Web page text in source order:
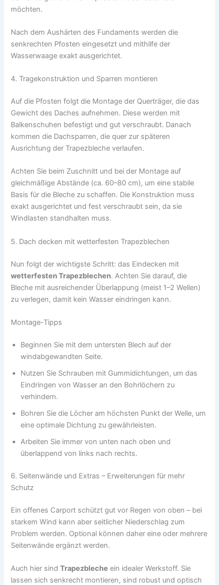
möchten.
Nach dem Aushärten des Fundaments werden die
senkrechten Pfosten eingesetzt und mithilfe der
Wasserwaage exakt ausgerichtet.
4. Tragekonstruktion und Sparren montieren
Auf die Pfosten folgt die Montage der Querträger, die das
Gewicht des Daches aufnehmen. Diese werden mit
Balkenschuhen befestigt und gut verschraubt. Danach
kommen die Dachsparren, die quer zur späteren
Ausrichtung der Trapezbleche verlaufen.
Achten Sie beim Zuschnitt und bei der Montage auf
gleichmäßige Abstände (ca. 60–80 cm), um eine stabile
Basis für die Bleche zu schaffen. Die Konstruktion muss
exakt ausgerichtet und fest verschraubt sein, da sie
Windlasten standhalten muss.
5. Dach decken mit wetterfesten Trapezblechen
Nun folgt der wichtigste Schritt: das Eindecken mit
wetterfesten Trapezblechen. Achten Sie darauf, die
Bleche mit ausreichender Überlappung (meist 1–2 Wellen)
zu verlegen, damit kein Wasser eindringen kann.
Montage-Tipps
Beginnen Sie mit dem untersten Blech auf der
windabgewandten Seite.
Nutzen Sie Schrauben mit Gummidichtungen, um das
Eindringen von Wasser an den Bohrlöchern zu
verhindern.
Bohren Sie die Löcher am höchsten Punkt der Welle, um
eine optimale Dichtung zu gewährleisten.
Arbeiten Sie immer von unten nach oben und
überlappend von links nach rechts.
6. Seitenwände und Extras – Erweiterungen für mehr
Schutz
Ein offenes Carport schützt gut vor Regen von oben – bei
starkem Wind kann aber seitlicher Niederschlag zum
Problem werden. Optional können daher eine oder mehrere
Seitenwände ergänzt werden.
Auch hier sindTrapezbleche ein idealer Werkstoff. Sie
lassen sich senkrecht montieren, sind robust und optisch